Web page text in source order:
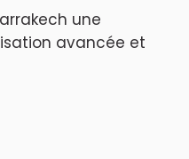
une
avancée et